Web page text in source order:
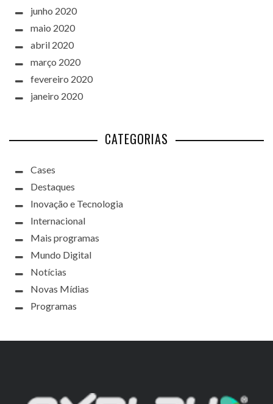
junho 2020
maio 2020
abril 2020
março 2020
fevereiro 2020
janeiro 2020
CATEGORIAS
Cases
Destaques
Inovação e Tecnologia
Internacional
Mais programas
Mundo Digital
Notícias
Novas Mídias
Programas